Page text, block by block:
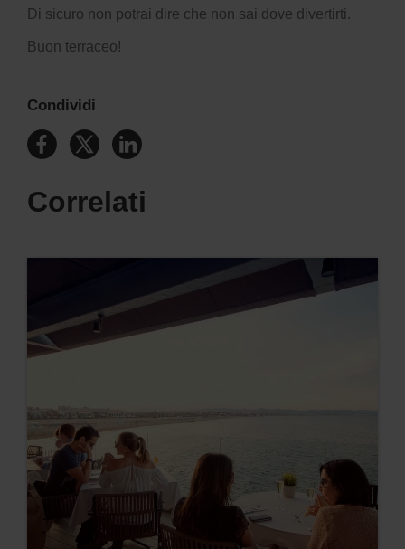
Di sicuro non potrai dire che non sai dove divertirti.
Buon terraceo!
Condividi
Correlati